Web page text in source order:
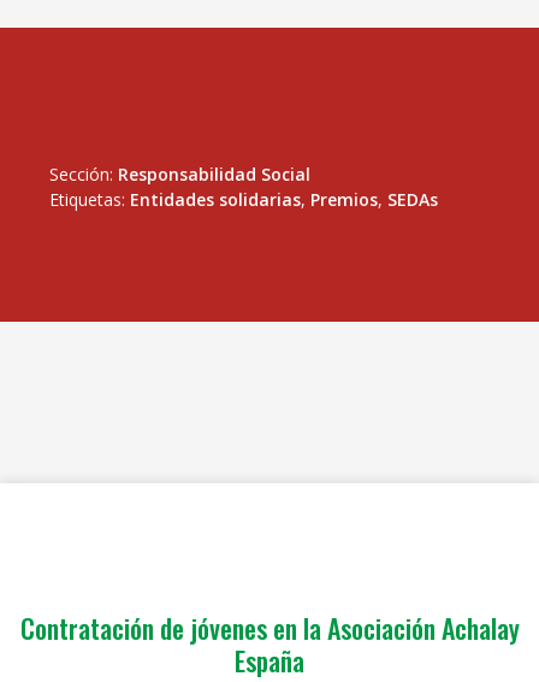
Sección: Responsabilidad Social
Etiquetas: Entidades solidarias, Premios, SEDAs
Contratación de jóvenes en la Asociación Achalay
España